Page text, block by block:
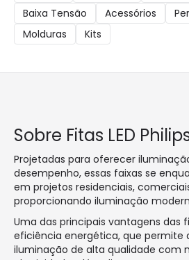
Baixa Tensão
Acessórios
Molduras
Kits
Sobre Fitas LED
Projetadas para oferecer
desempenho, essas faixas se
em projetos residenciais,
proporcionando iluminação
Uma das principais vantagens das
eficiência energética, que permite
iluminação de alta qualidade com